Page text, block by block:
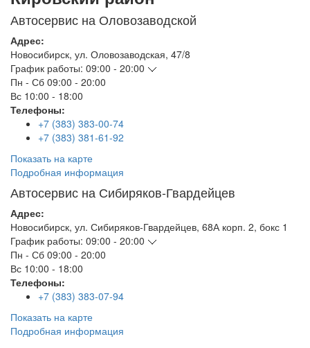
Автосервис на Оловозаводской
Адрес:
Новосибирск, ул. Оловозаводская, 47/8
График работы: 09:00 - 20:00
Пн - Сб 09:00 - 20:00
Вс 10:00 - 18:00
Телефоны:
+7 (383) 383-00-74
+7 (383) 381-61-92
Показать на карте
Подробная информация
Автосервис на Сибиряков-Гвардейцев
Адрес:
Новосибирск, ул. Сибиряков-Гвардейцев, 68А корп. 2, бокс 1
График работы: 09:00 - 20:00
Пн - Сб 09:00 - 20:00
Вс 10:00 - 18:00
Телефоны:
+7 (383) 383-07-94
Показать на карте
Подробная информация